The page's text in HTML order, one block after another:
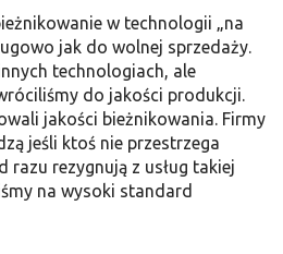
w technologii „na
jak do wolnej sprzedaży.
technologiach, ale
do jakości produkcji.
jakości bieżnikowania. Firmy
jeśli ktoś nie przestrzega
razu rezygnują z usług takiej
na wysoki standard